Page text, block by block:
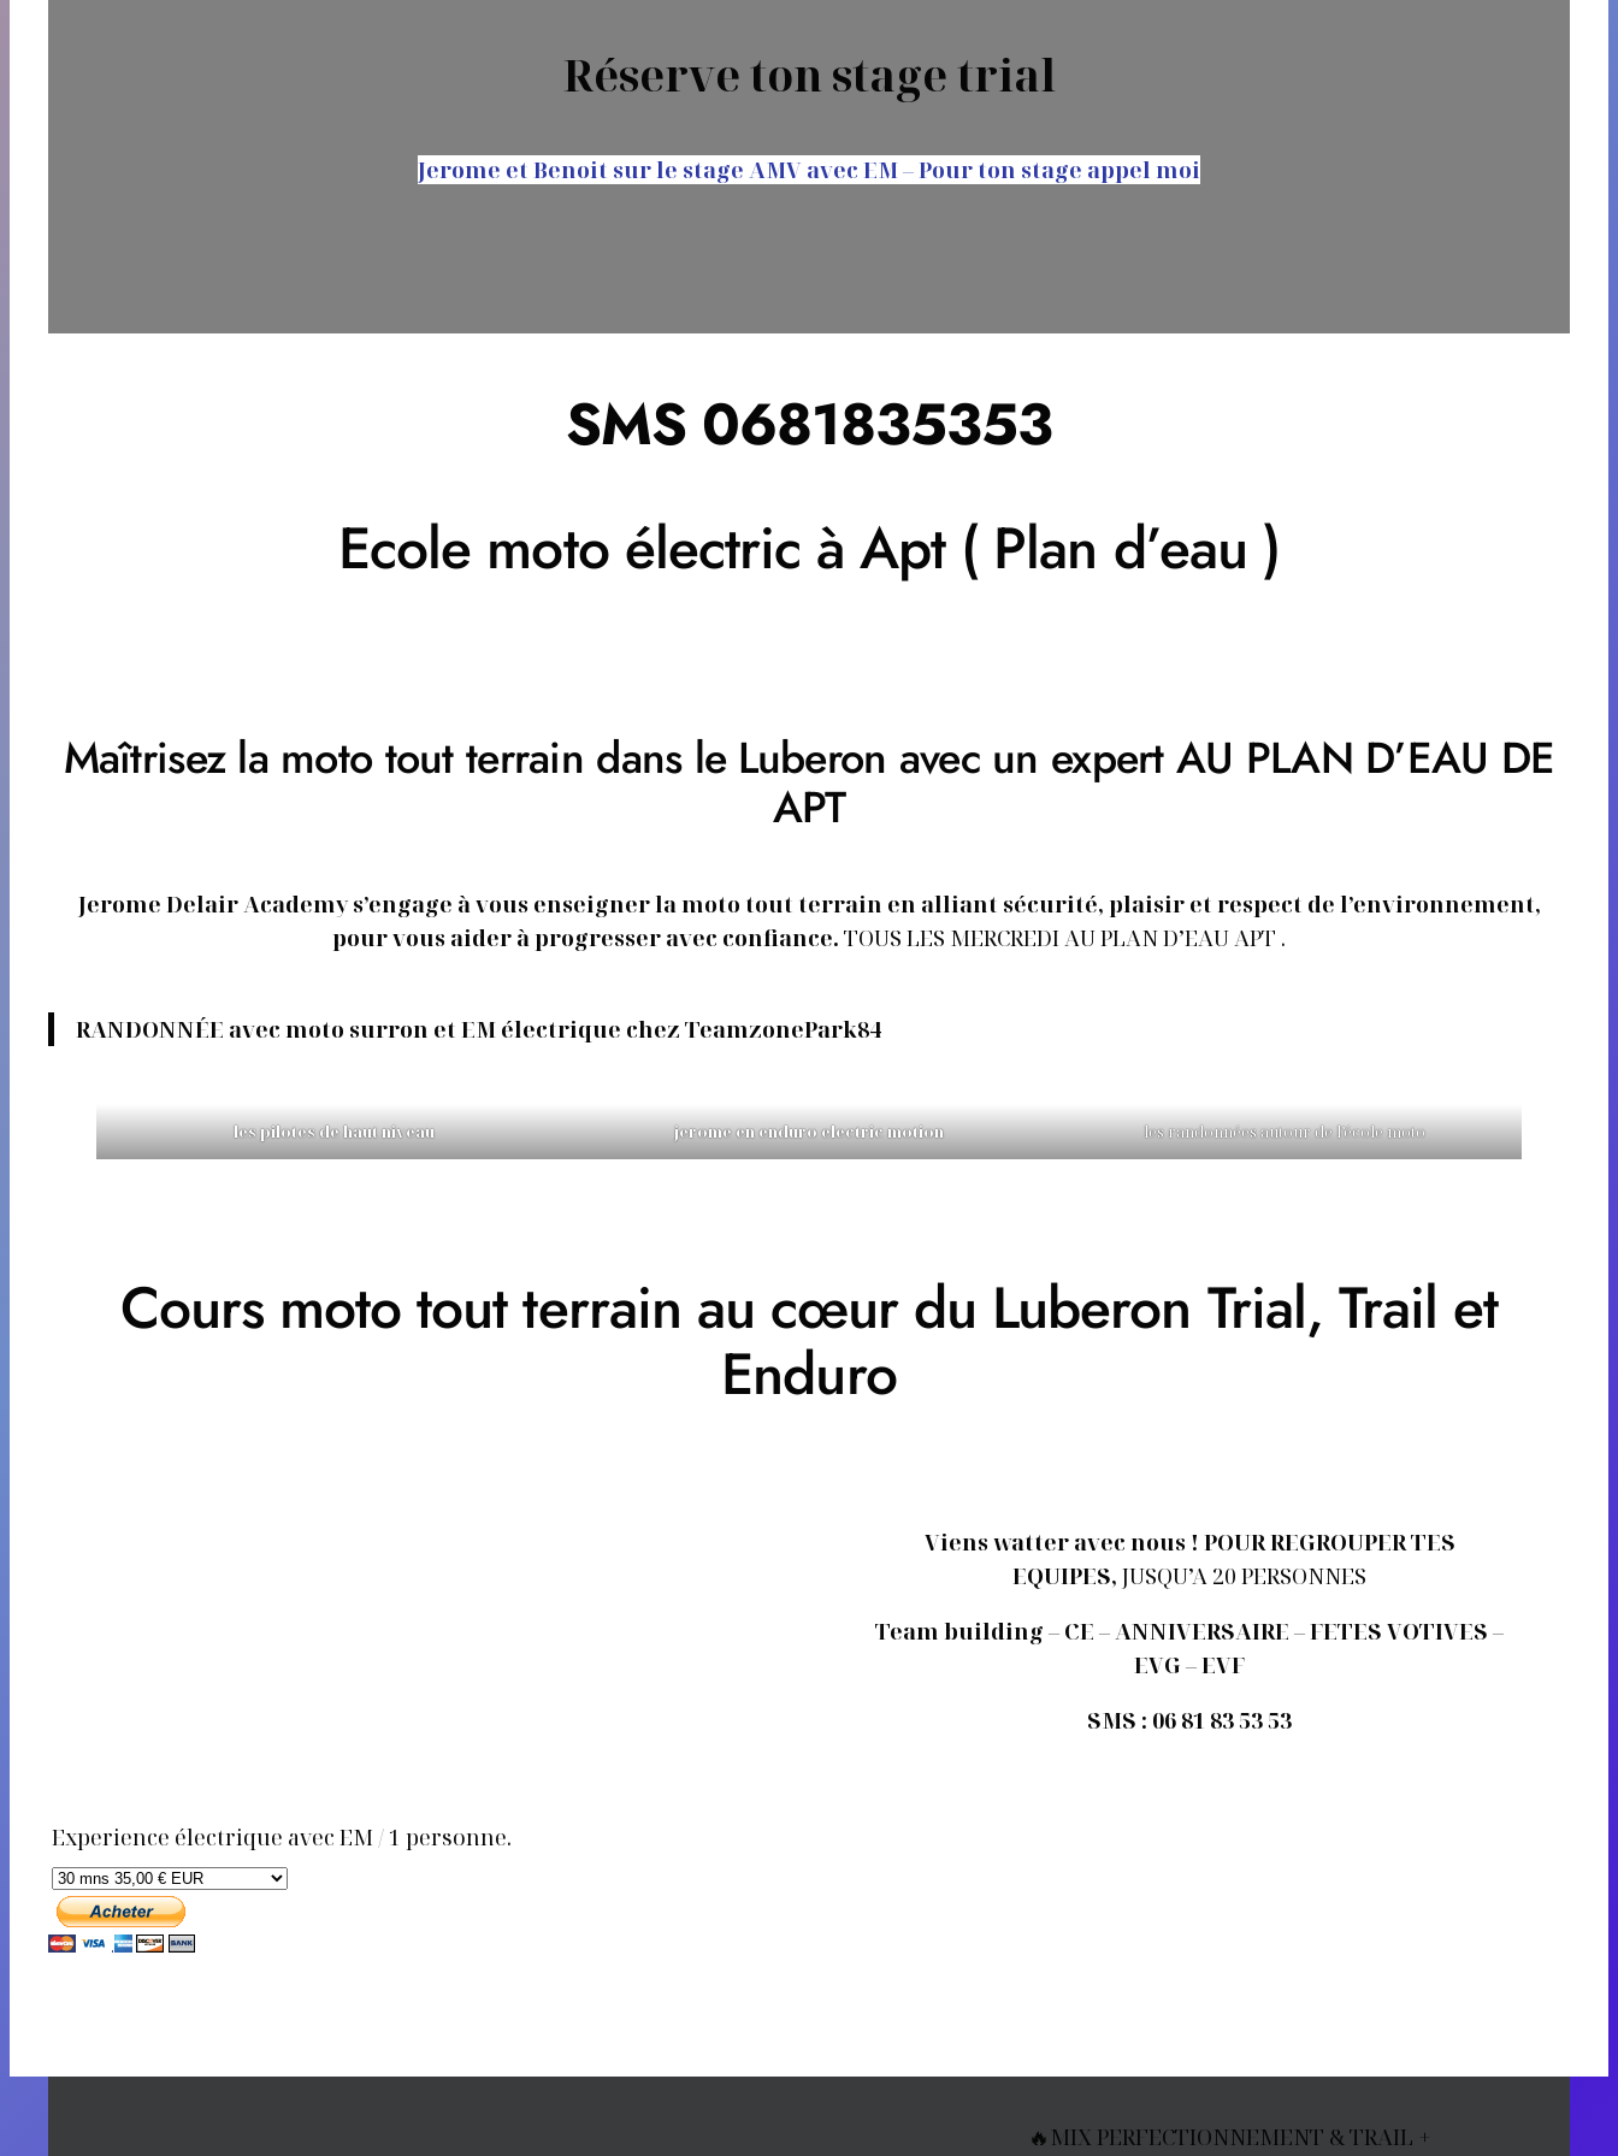
Réserve ton stage trial
Jerome et Benoit sur le stage AMV avec EM – Pour ton stage appel moi
SMS 0681835353
Ecole moto électric à Apt ( Plan d’eau )
Maîtrisez la moto tout terrain dans le Luberon avec un expert AU PLAN D’EAU DE
APT
Jerome Delair Academy s’engage à vous enseigner la moto tout terrain en alliant sécurité, plaisir et respect de l’environnement,
pour vous aider à progresser avec confiance. TOUS LES MERCREDI AU PLAN D’EAU APT .
RANDONNÉE avec moto surron et EM électrique chez TeamzonePark84
les pilotes de haut niveau jerome en enduro electric motion les randonnées autour de l’école moto
Cours moto tout terrain au cœur du Luberon Trial, Trail et
Enduro
Viens watter avec nous ! POUR REGROUPER TES
EQUIPES, JUSQU’A 20 PERSONNES
Team building – CE – ANNIVERSAIRE – FETES VOTIVES –
EVG – EVF
SMS : 06 81 83 53 53
Experience électrique avec EM / 1 personne.
🔥MIX PERFECTIONNEMENT & TRAIL +